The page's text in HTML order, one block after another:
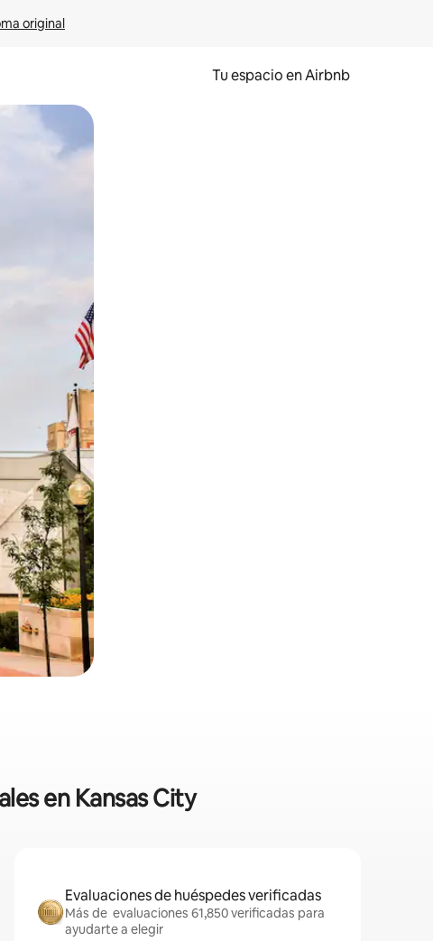
original
Tu espacio en Airbnb
bien tocando y deslizando la pantalla.
en Kansas City
Evaluaciones de huéspedes verificadas
Más de evaluaciones 61,850 verificadas para
ayudarte a elegir